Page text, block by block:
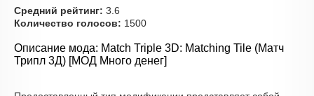
Средний рейтинг: 3.6
Количество голосов: 1500
Описание мода: Match Triple 3D: Matching Tile (Матч
Трипл 3Д) [МОД Много денег]